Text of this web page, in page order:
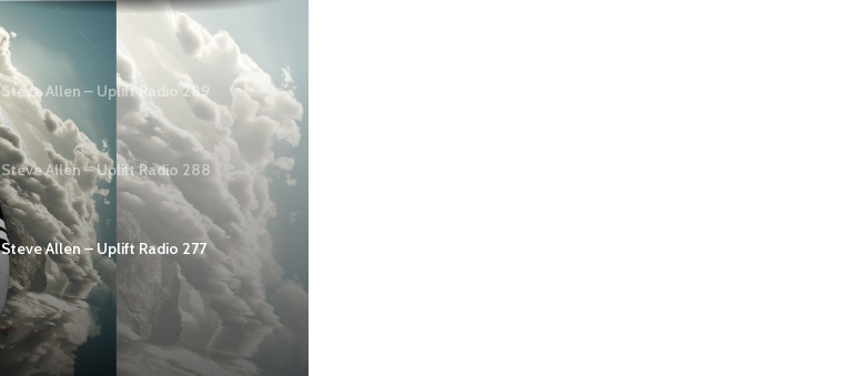
Steve Allen – Uplift Radio 289
Steve Allen – Uplift Radio 288
Steve Allen – Uplift Radio 277